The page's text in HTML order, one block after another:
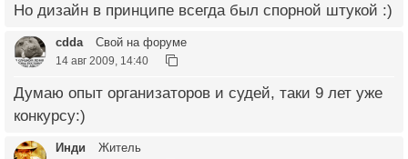
Но дизайн в принципе всегда был спорной штукой :)
cdda Свой на форуме
14 авг 2009, 14:40
Думаю опыт организаторов и судей, таки 9 лет уже
конкурсу:)
Инди Житель